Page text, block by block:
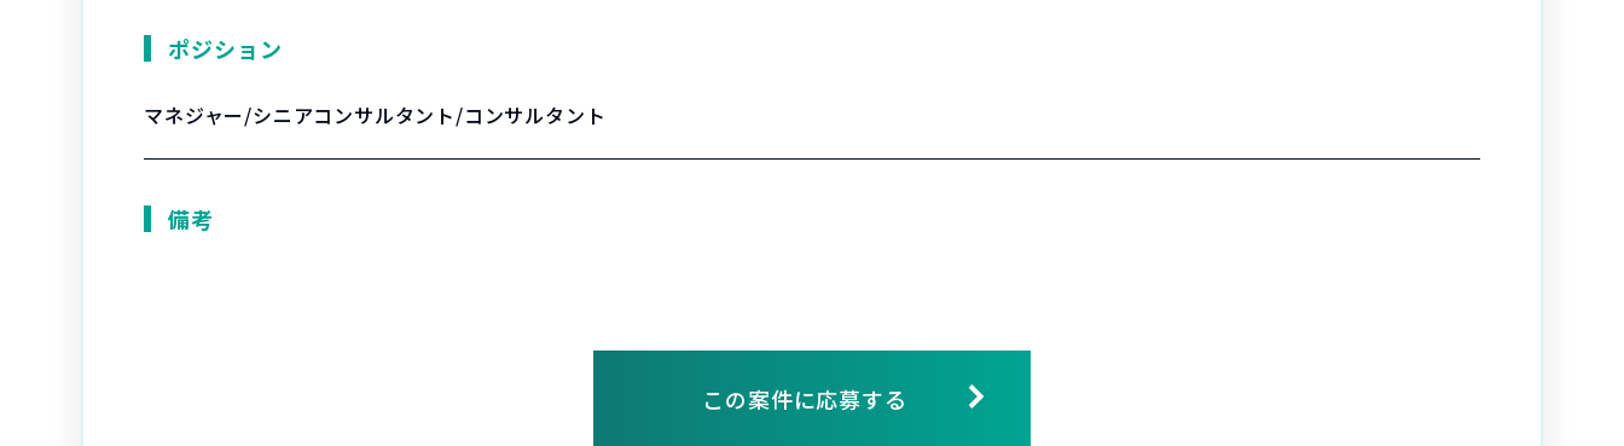
ポジション
マネジャー/シニアコンサルタント/コンサルタント
備考
この案件に応募する